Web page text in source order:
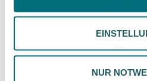
deiner Präferenzen. Du kannst
ändern. Weitere Informationen
Datenschutzrichtlinie.
NUR
Erfahre mehr